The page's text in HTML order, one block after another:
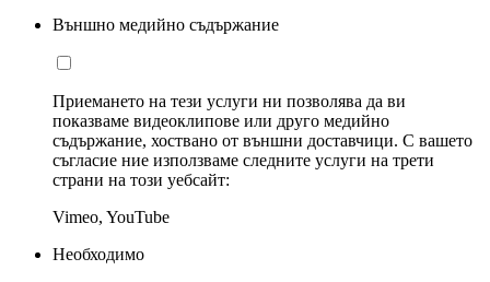
Външно медийно съдържание
Приемането на тези услуги ни позволява да ви
показваме видеоклипове или друго медийно
съдържание, хоствано от външни доставчици. С вашето
съгласие ние използваме следните услуги на трети
страни на този уебсайт:
Vimeo, YouTube
Необходимо